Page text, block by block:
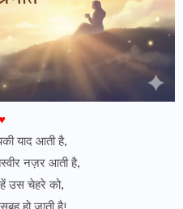
याद आती है,
नज़र आती है,
उस चेहरे को,